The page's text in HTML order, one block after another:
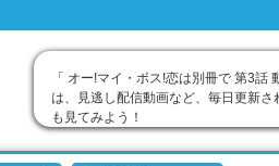
「 オー!マイ・ボス!恋は別冊で 第3
は、見逃し配信動画など、毎日更新
も見てみよう！